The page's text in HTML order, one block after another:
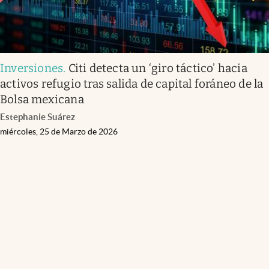
Inversiones. Citi detecta un ‘giro táctico’ hacia
activos refugio tras salida de capital foráneo de la
Bolsa mexicana
Estephanie Suárez
miércoles, 25 de Marzo de 2026